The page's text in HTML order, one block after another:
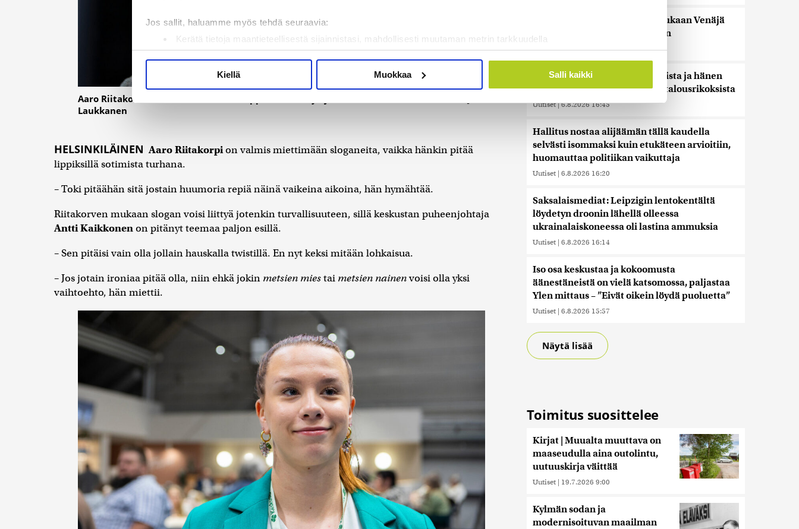
Jos sallit, haluamme myös tehdä seuraavia:
Kerätä tietoja maantieteellisestä sijainnistasi, mahdollisesti muutaman metrin tarkkuudella
Tunnistaa laitteesi skannaamalla sen ominaispiirteitä aktiivisesti (sormenjäljen muodostaminen)
Lue lisää siitä, miten henkilötietojasi käsitellään ja miten voit määrittää asetuksesi
. Voit muuttaa
ja kävijämäärämme analysoimiseen. Lisäksi jaamme sosiaalisen median, mainosalan ja analytiikka-alan
kumppaneillemme tietoja siitä, miten käytät sivustoamme. Kumppanimme voivat yhdistää näitä tietoja muihin tietoihin, joita
olet antanut heille tai joita on kerätty, kun olet käyttänyt heidän palvelujaan. Tietoja saatetaan myös siirtää ulkomaille.
Kiellä Muokkaa Salli kaikki
Aaro Riitakorven mukaan keskustan lippis voisi liittyä jotenkin turvallisuuteen. Kuva: Jari
Laukkanen
HELSINKILÄINEN Aaro Riitakorpion valmis miettimään sloganeita, vaikka hänkin pitää
lippiksillä sotimista turhana.
– Toki pitäähän sitä jostain huumoria repiä näinä vaikeina aikoina, hän hymähtää.
Riitakorven mukaan slogan voisi liittyä jotenkin turvallisuuteen, sillä keskustan puheenjohtaja
Antti Kaikkonenon pitänyt teemaa paljon esillä.
– Sen pitäisi vain olla jollain hauskalla twistillä. En nyt keksi mitään lohkaisua.
– Jos jotain ironiaa pitää olla, niin ehkä jokin metsien miestai metsien nainenvoisi olla yksi
vaihtoehto, hän miettii.
Liettuan sotilastiedustelun mukaan Venäjä
harkitsee hyökkäyksiä Baltiaan
Uutiset | 6.8.2026 17:12
Ex-kansanedustaja Ano Turtiaista ja hänen
vaimoaan syytetään törkeistä talousrikoksista
Uutiset | 6.8.2026 16:45
Hallitus nostaa alijäämän tällä kaudella
selvästi isommaksi kuin etukäteen arvioitiin,
huomauttaa politiikan vaikuttaja
Uutiset | 6.8.2026 16:20
Saksalaismediat: Leipzigin lentokentältä
löydetyn droonin lähellä olleessa
ukrainalaiskoneessa oli lastina ammuksia
Uutiset | 6.8.2026 16:14
Iso osa keskustaa ja kokoomusta
äänestäneistä on vielä katsomossa, paljastaa
Ylen mittaus – ”Eivät oikein löydä puoluetta”
Uutiset | 6.8.2026 15:57
Näytä lisää
Toimitus suosittelee
Kirjat | Muualta muuttava on
maaseudulla aina outolintu,
uutuuskirja väittää
Uutiset | 19.7.2026 9:00
Kylmän sodan ja
modernisoituvan maailman